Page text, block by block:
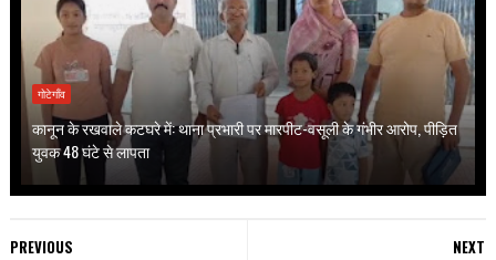
गोटेगाँव
कानून के रखवाले कटघरे में: थाना प्रभारी पर मारपीट-वसूली के गंभीर आरोप, पीड़ित
युवक 48 घंटे से लापता
NEXT
PREVIOUS